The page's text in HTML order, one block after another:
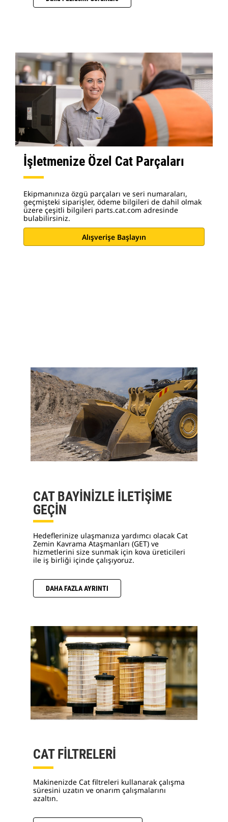
İşletmenize Özel Cat Parçaları
Ekipmanınıza özgü parçaları ve seri numaraları,
geçmişteki siparişler, ödeme bilgileri de dahil olmak
üzere çeşitli bilgileri parts.cat.com adresinde
bulabilirsiniz.
Alışverişe Başlayın
CAT BAYİNİZLE İLETİŞİME
GEÇİN
Hedeflerinize ulaşmanıza yardımcı olacak Cat
Zemin Kavrama Ataşmanları (GET) ve
hizmetlerini size sunmak için kova üreticileri
ile iş birliği içinde çalışıyoruz.
DAHA FAZLA AYRINTI
CAT FİLTRELERİ
Makinenizde Cat filtreleri kullanarak çalışma
süresini uzatın ve onarım çalışmalarını
azaltın.